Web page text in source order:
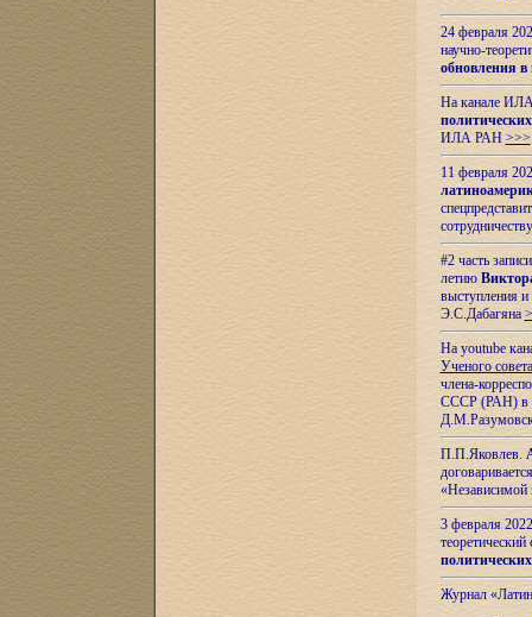
24 февраля
научно-
обновления в
На канале
ИЛА РАН >>>
11 февраля
#2 часть
летию
выступления
Э.С.Дабагяна
На youtube
Ученого
члена-
СССР (РАН) в
П.П.Яковлев.
«Независимой
3 февраля
теоретический
Журнал